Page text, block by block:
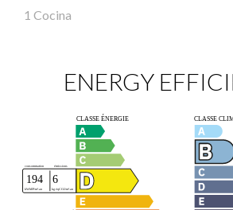
1 Cocina
ENERGY